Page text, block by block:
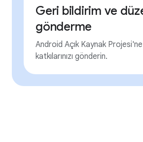
Geri bildirim ve
gönderme
Android Açık Kaynak
katkılarınızı gönderin.